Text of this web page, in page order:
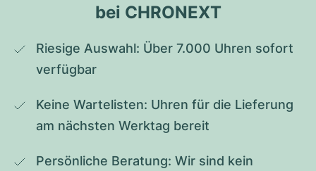
bei CHRONEXT
Riesige Auswahl: Über 7.000 Uhren sofort
verfügbar
Keine Wartelisten: Uhren für die Lieferung
am nächsten Werktag bereit
Persönliche Beratung: Wir sind kein